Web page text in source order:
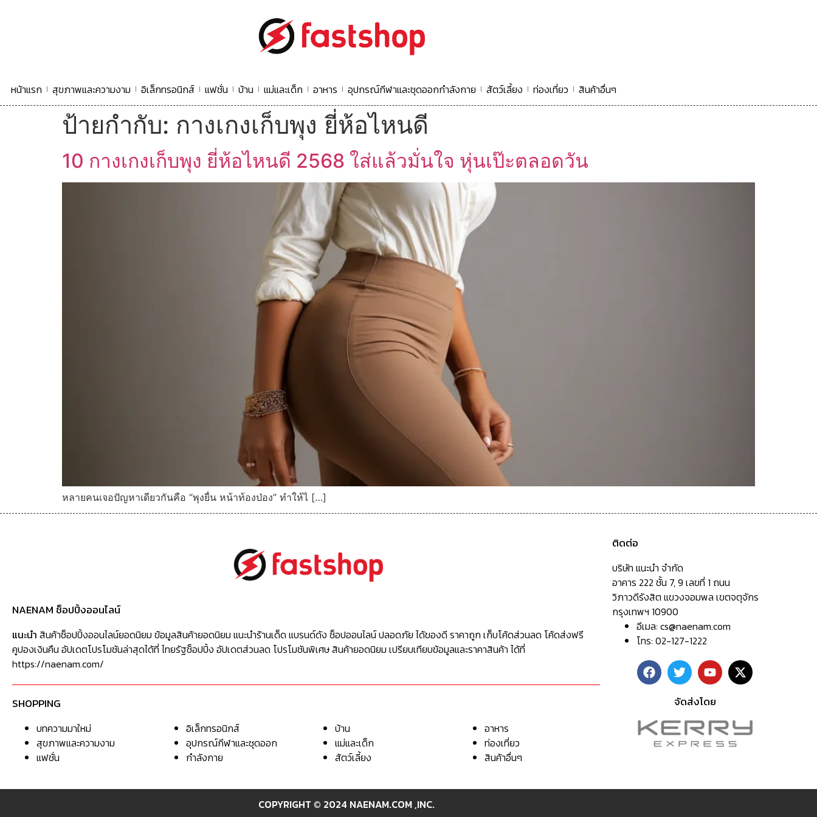
หน้าแรก สุขภาพและความงาม อิเล็กทรอนิกส์ แฟชั่น บ้าน แม่และเด็ก อาหาร อุปกรณ์กีฬาและชุดออกกำลังกาย สัตว์เลี้ยง ท่องเที่ยว สินค้าอื่นๆ
ป้ายกำกับ: กางเกงเก็บพุง ยี่ห้อไหนดี
10 กางเกงเก็บพุง ยี่ห้อไหนดี 2568 ใส่แล้วมั่นใจ หุ่นเป๊ะตลอดวัน
หลายคนเจอปัญหาเดียวกันคือ “พุงยื่น หน้าท้องป่อง” ทำให้ไ […]
NAENAM ช็อปปิ้งออนไลน์
แนะนำ สินค้าช็อปปิ้งออนไลน์ยอดนิยม ข้อมูลสินค้ายอดนิยม แนะนำร้านเด็ด แบรนด์ดัง ช็อปออนไลน์ ปลอดภัย ได้ของดี ราคาถูก เก็บโค้ดส่วนลด โค้ดส่งฟรี
คูปองเงินคืน อัปเดตโปรโมชันล่าสุดได้ที่ ไทยรัฐช็อปปิ้ง อัปเดตส่วนลด โปรโมชันพิเศษ สินค้ายอดนิยม เปรียบเทียบข้อมูลและราคาสินค้า ได้ที่
https://naenam.com/
SHOPPING
บทความมาใหม่
สุขภาพและความงาม
แฟชั่น
อิเล็กทรอนิกส์
อุปกรณ์กีฬาและชุดออก
กำลังกาย
บ้าน
แม่และเด็ก
สัตว์เลี้ยง
อาหาร
ท่องเที่ยว
สินค้าอื่นๆ
ติดต่อ
บริษัท แนะนำ จำกัด
อาคาร 222 ชั้น 7, 9 เลขที่ 1 ถนน
วิภาวดีรังสิต แขวงจอมพล เขตจตุจักร
กรุงเทพฯ 10900
อีเมล: cs@naenam.com
โทร: 02-127-1222
จัดส่งโดย
COPYRIGHT © 2024 NAENAM.COM ,INC.